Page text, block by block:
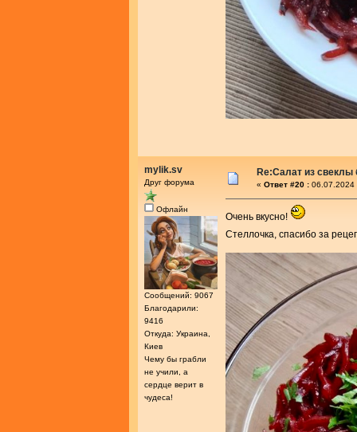
mylik.sv
Друг форума
Офлайн
Сообщений: 9067
Благодарили:
9416
Откуда: Украина,
Киев
Чему бы грабли
не учили, а
сердце верит в
чудеса!
Re:Салат из свеклы
« Ответ #20 : 06.07.2024
Очень вкусно!
Стеллочка, спасибо за